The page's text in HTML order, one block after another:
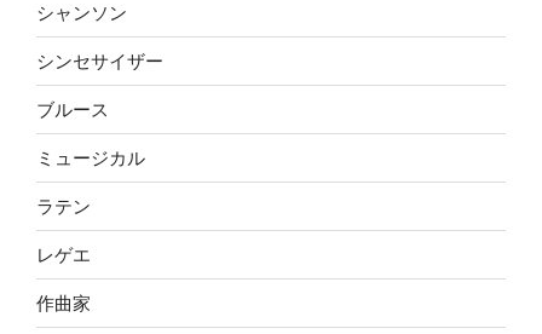
シャンソン
シンセサイザー
ブルース
ミュージカル
ラテン
レゲエ
作曲家